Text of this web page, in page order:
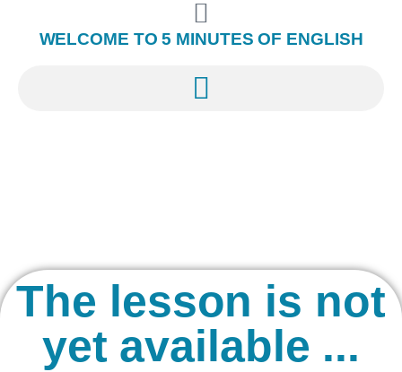
WELCOME TO 5 MINUTES OF ENGLISH
The lesson is not
yet available ...